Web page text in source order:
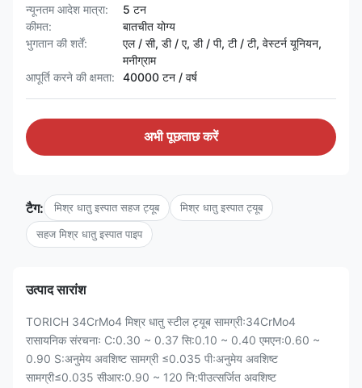
न्यूनतम आदेश मात्रा:
5 टन
कीमत:
बातचीत योग्य
भुगतान की शर्तें:
एल / सी, डी / ए, डी / पी, टी / टी, वेस्टर्न यूनियन,
मनीग्राम
आपूर्ति करने की क्षमता:
40000 टन / वर्ष
अभी पूछताछ करें
टैग: मिश्र धातु इस्पात सहज ट्यूब मिश्र धातु इस्पात ट्यूब
सहज मिश्र धातु इस्पात पाइप
उत्पाद सारांश
TORICH 34CrMo4 मिश्र धातु स्टील ट्यूब सामग्रीः34CrMo4
रासायनिक संरचनाः C:0.30 ~ 0.37 सि:0.10 ~ 0.40 एमएनः0.60 ~
0.90 S:अनुमेय अवशिष्ट सामग्री ≤0.035 पीःअनुमेय अवशिष्ट
सामग्री≤0.035 सीआर:0.90 ~ 120 नि:पीउत्सर्जित अवशिष्ट